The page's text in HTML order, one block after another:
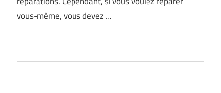
vous-même, vous devez …